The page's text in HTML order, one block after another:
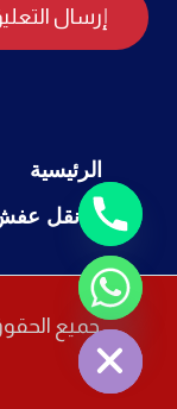
الرئيسية
نقل
جميع الحقوق Hide
Chaty